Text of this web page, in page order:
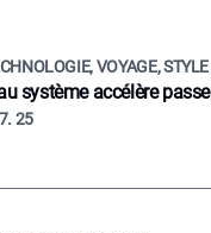
VOYAGE,
système accélère
25